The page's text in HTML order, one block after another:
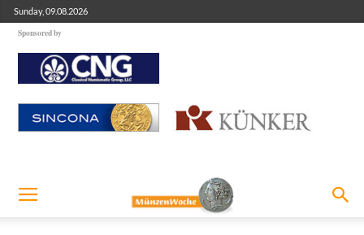
Sunday, 09.08.2026
Sponsored by